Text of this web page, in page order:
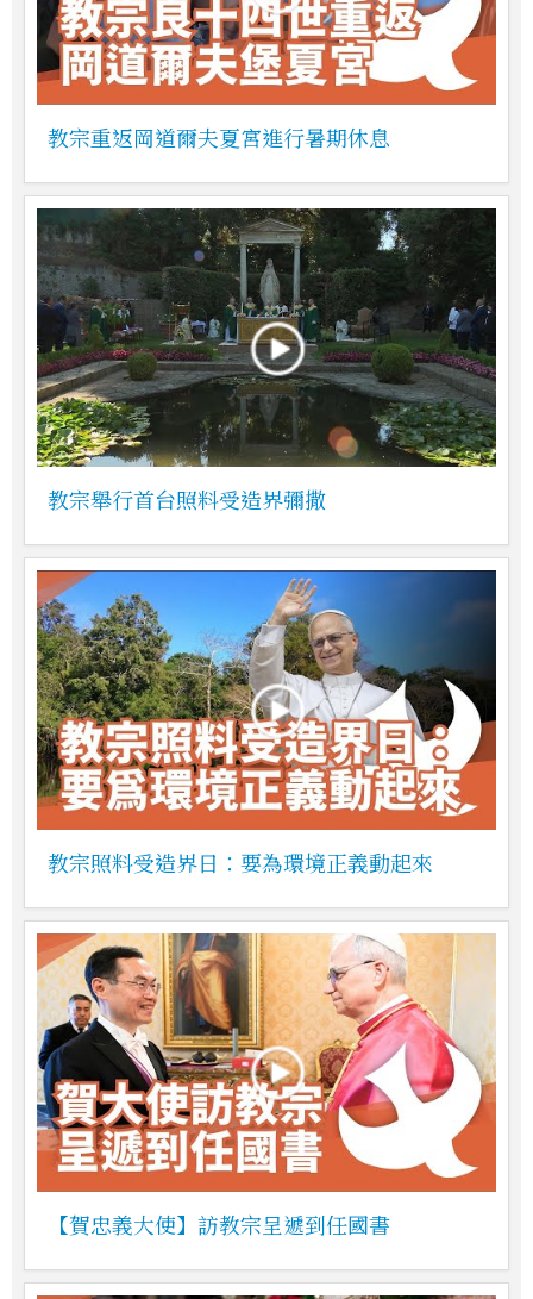
教宗重返岡道爾夫夏宮進行暑期休息
教宗舉行首台照料受造界彌撒
教宗照料受造界日：要為環境正義動起來
【賀忠義大使】訪教宗呈遞到任國書